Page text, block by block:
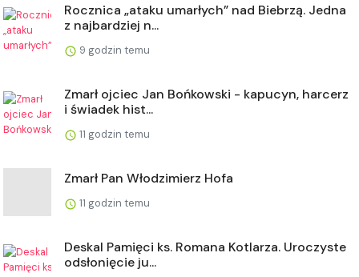
Rocznica „ataku umarłych” nad Biebrzą. Jedna
z najbardziej n...
9 godzin temu
Zmarł ojciec Jan Bońkowski - kapucyn, harcerz
i świadek hist...
11 godzin temu
Zmarł Pan Włodzimierz Hofa
11 godzin temu
Deskal Pamięci ks. Romana Kotlarza. Uroczyste
odsłonięcie ju...